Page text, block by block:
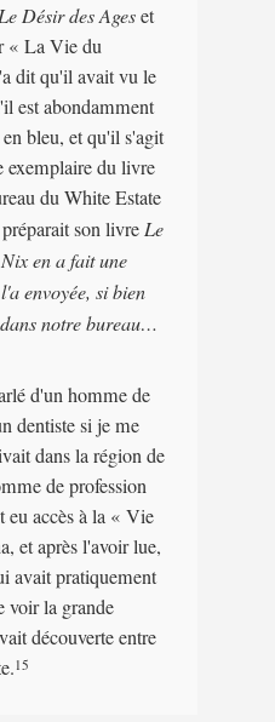
Le Désir des Ageset
« La Vie du
dit qu'il avait vu le
est abondamment
bleu, et qu'il s'agit
exemplaire du livre
du White Estate
son livre Le
en a fait une
envoyée, si bien
notre bureau…
d'un homme de
dentiste si je me
dans la région de
de profession
eu accès à la « Vie
et après l'avoir lue,
avait pratiquement
voir la grande
découverte entre
15